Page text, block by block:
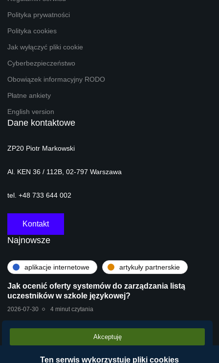
Polityka prywatności
Polityka cookies
Jak wyłączyć pliki cookie
Cyberbezpieczeństwo
Obowiązek informacyjny RODO
Płatne ankiety
English version
Dane kontaktowe
ZP20 Piotr Markowski
Al. KEN 36 / 112B, 02-797 Warszawa
tel. +48 733 644 002
Kontakt
Najnowsze
aplikacje internetowe artykuły partnerskie
Jak ocenić oferty systemów do zarządzania listą
uczestników w szkole językowej?
2026-07-30 4 minut czytania
technologie
Stara centrala vs Wirtualna Centrala Telefoniczna
Akceptuję
Ten serwis wykorzystuje pliki cookies